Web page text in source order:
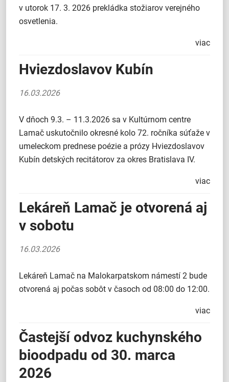
v utorok 17. 3. 2026 prekládka stožiarov verejného
osvetlenia.
viac
Hviezdoslavov Kubín
16.03.2026
V dňoch 9.3. – 11.3.2026 sa v Kultúrnom centre
Lamač uskutočnilo okresné kolo 72. ročníka súťaže v
umeleckom prednese poézie a prózy Hviezdoslavov
Kubín detských recitátorov za okres Bratislava IV.
viac
Lekáreň Lamač je otvorená aj
v sobotu
16.03.2026
Lekáreň Lamač na Malokarpatskom námestí 2 bude
otvorená aj počas sobôt v časoch od 08:00 do 12:00.
viac
Častejší odvoz kuchynského
bioodpadu od 30. marca
2026